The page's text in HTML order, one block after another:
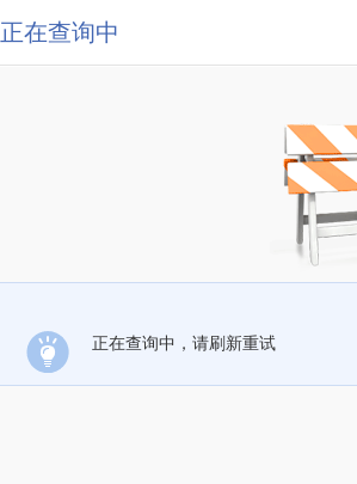
正在查询中
正在查询中，请刷新重试